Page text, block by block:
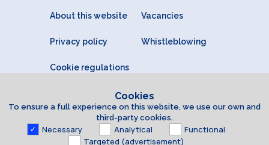
About this website Vacancies
Privacy policy Whistleblowing
Cookie regulations
Cookies
To ensure a full experience on this website, we use our own and
third-party cookies.
Necessary Analytical
Functional
Targeted (advertisement)